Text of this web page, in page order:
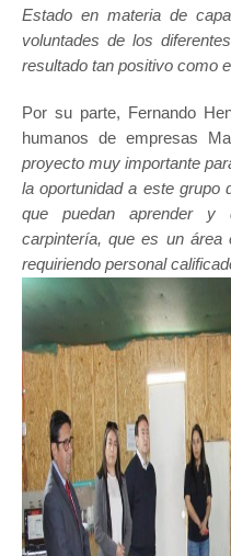
Estado en materia de
voluntades de los
resultado tan positivo como
Por su parte, Fernando
humanos de empresas
proyecto muy importante
la oportunidad a este grupo
que puedan aprender y
carpintería, que es un área
requiriendo personal